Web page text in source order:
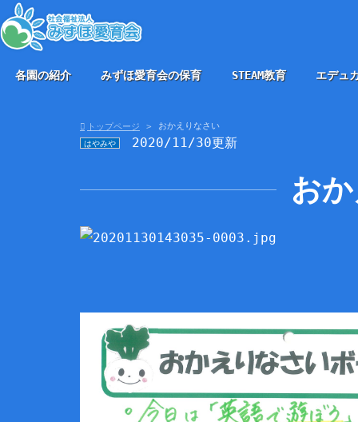
各園の紹介 みずほ愛育会の保育 STEAM教育 エデュ
トップページ おかえりなさい
はやみや 2020/11/30更新
お